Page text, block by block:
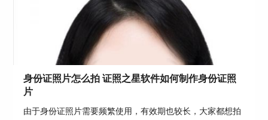
图片2：欧洲签证
身份证照片怎么拍 证照之星软件如何制作身份证照
片
由于身份证照片需要频繁使用，有效期也较长，大家都想拍